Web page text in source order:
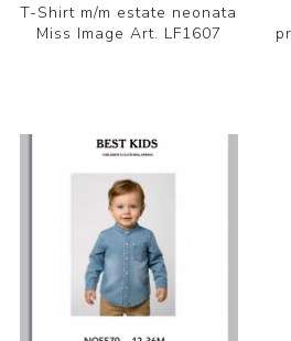
T-Shirt m/m estate neonata
Miss Image Art. LF1607